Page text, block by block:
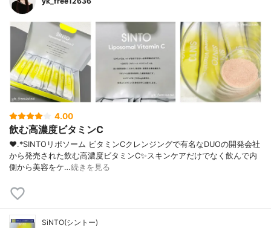
4.00
飲む高濃度ビタミンC
❤︎.*⁡SINTOリポソーム ビタミンC⁡クレンジングで有名なDUOの開発会社
から発売された飲む高濃度ビタミンC✨⁡スキンケアだけでなく飲んで内
側から美容をケ…続きを見る
SiNTO(シントー)